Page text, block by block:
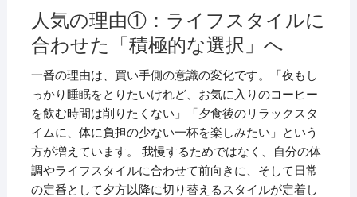
人気の理由①：ライフスタイルに
合わせた「積極的な選択」へ
一番の理由は、買い手側の意識の変化です。「夜もし
っかり睡眠をとりたいけれど、お気に入りのコーヒー
を飲む時間は削りたくない」「夕食後のリラックスタ
イムに、体に負担の少ない一杯を楽しみたい」という
方が増えています。 我慢するためではなく、自分の体
調やライフスタイルに合わせて前向きに、そして日常
の定番として夕方以降に切り替えるスタイルが定着し